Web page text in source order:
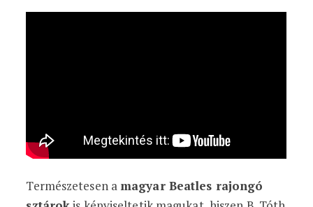
Természetesen a magyar Beatles rajongó